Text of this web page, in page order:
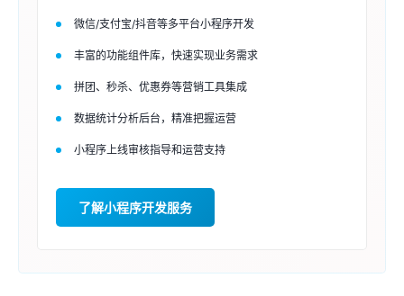
微信/支付宝/抖音等多平台小程序开发
丰富的功能组件库，快速实现业务需求
拼团、秒杀、优惠券等营销工具集成
数据统计分析后台，精准把握运营
小程序上线审核指导和运营支持
了解小程序开发服务